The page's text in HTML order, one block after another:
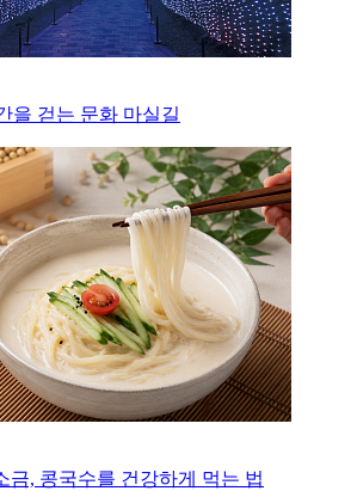
을 걷는 문화 마실길
금, 콩국수를 건강하게 먹는 법